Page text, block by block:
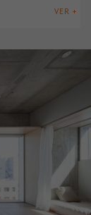
VER +